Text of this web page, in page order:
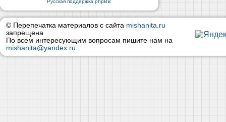
© Перепечатка материалов с сайта mishanita.ru
запрещена
По всем интересующим вопросам пишите нам на
mishanita@yandex.ru